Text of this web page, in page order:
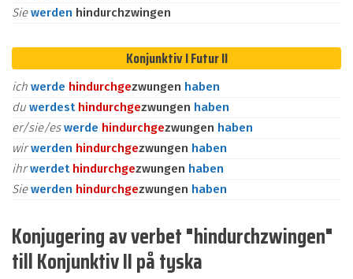
Siewerden hindurchzwingen
Konjunktiv I Futur II
ich werde hindurchgezwungen haben
du werdest hindurchgezwungen haben
er/sie/eswerde hindurchgezwungen haben
wirwerden hindurchgezwungen haben
ihrwerdet hindurchgezwungen haben
Siewerden hindurchgezwungen haben
Konjugering av verbet "hindurchzwingen"
till Konjunktiv II på tyska